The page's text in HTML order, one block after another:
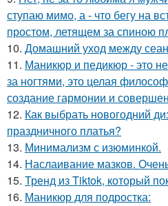
ступаю мимо, а - что бегу на
простом, летящем за спиною
10. Домашний уход между
11. Маникюр и педикюр - это
за ногтями, это целая
создание гармонии и
12. Как выбрать новогодний
праздничного платья?
13. Минимализм с изюминкой.
14. Наслаивание мазков.
15. Тренд из Tiktok, который
16. Маникюр для подростка: